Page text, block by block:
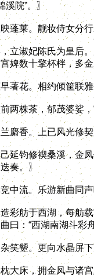
溪院”。〗
莱。靓妆侍女分行
淑妃陈氏为皇后。
婢数十擎杯柈，多
花。相约倾筐联雅
株茶，郁茂婆娑，
香。上已风光修契
钧修禊桑溪，金凤
奏。〗
流。乐游新曲同声
舫于西湖，每舫载
曰：“西湖南湖斗
颦。更向水晶屏下
床，拥金凤与诸宫